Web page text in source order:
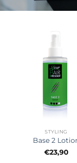
STYLING
Base 2
€23,90